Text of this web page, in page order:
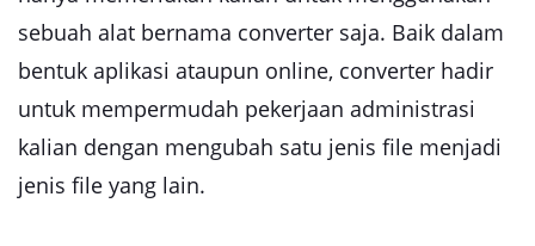
sebuah alat bernama converter saja. Baik dalam
bentuk aplikasi ataupun online, converter hadir
untuk mempermudah pekerjaan administrasi
kalian dengan mengubah satu jenis file menjadi
jenis file yang lain.